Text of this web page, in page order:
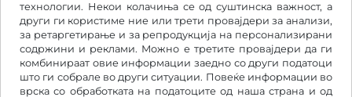
технологии. Некои колачиња се од суштинска важност, а
други ги користиме ние или трети провајдери за анализи,
за ретаргетирање и за репродукција на персонализирани
содржини и реклами. Можно е третите провајдери да ги
комбинираат овие информации заедно со други податоци
што ги собрале во други ситуации. Повеќе информации во
врска со обработката на податоците од наша страна и од